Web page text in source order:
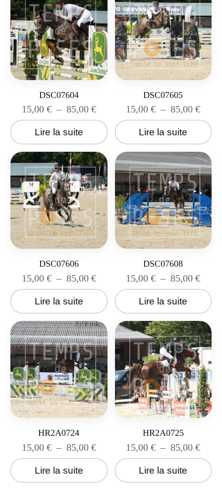
DSC07604
15,00 € – 85,00 €
Lire la suite
DSC07605
15,00€ – 85,00€
Lire la suite
DSC07606
15,00 € – 85,00 €
Lire la suite
DSC07608
15,00€ – 85,00€
Lire la suite
HR2A0724
15,00 € – 85,00 €
Lire la suite
HR2A0725
15,00€ – 85,00€
Lire la suite